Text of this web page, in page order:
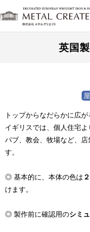
英国
トップからなだらかに広
イギリスでは、個人住宅よ
パブ、教会、牧場など、
す。
◎ 基本的に、本体の色は
けます。
◎ 製作前に確認用のシミ